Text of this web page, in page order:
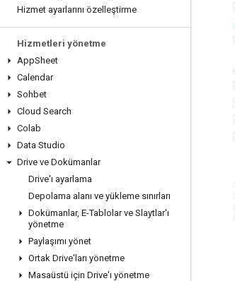
Hizmet ayarlarını özelleştirme
Hizmetleri yönetme
AppSheet
Calendar
Sohbet
Cloud Search
Colab
Data Studio
Drive ve Dokümanlar
Drive'ı ayarlama
Depolama alanı ve yükleme sınırları
Dokümanlar, E-Tablolar ve Slaytlar'ı
yönetme
Paylaşımı yönet
Ortak Drive'ları yönetme
Masaüstü için Drive'ı yönetme